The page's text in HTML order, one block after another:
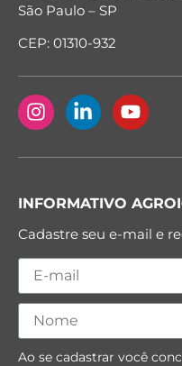
São Paulo – SP
CEP: 01310-932
INFORMATIVO
Cadastre seu e-mail e
Ao se cadastrar você